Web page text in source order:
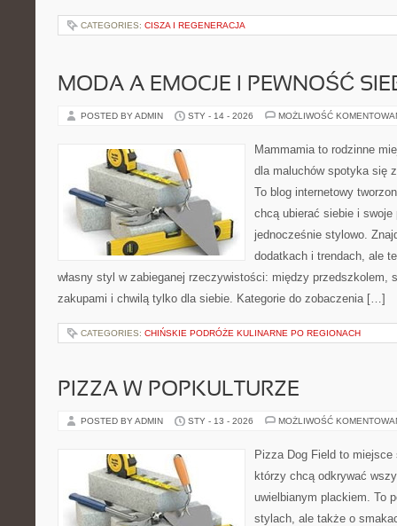
CATEGORIES: CISZA I REGENERACJA
MODA A EMOCJE I PEWNOŚĆ
POSTED BY ADMIN STY - 14 - 2026 MOŻLIWOŚĆ
Mammamia to rodzinne
dla maluchów spotyka się
To blog internetowy
chcą ubierać siebie i
jednocześnie stylowo.
dodatkach i trendach, ale
własny styl w zabieganej rzeczywistości: między przedszkolem,
zakupami i chwilą tylko dla siebie. Kategorie do zobaczenia […]
CATEGORIES: CHIŃSKIE PODRÓŻE KULINARNE PO REGIONACH
PIZZA W POPKULTURZE
POSTED BY ADMIN STY - 13 - 2026 MOŻLIWOŚĆ
Pizza Dog Field to
którzy chcą odkrywać
uwielbianym plackiem. To
stylach, ale także o